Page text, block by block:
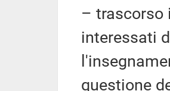
– trascorso
interessati
questione